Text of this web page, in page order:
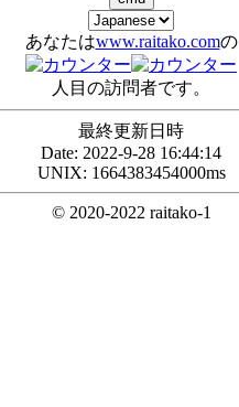
あなたはwww.raitako.comの
人目の訪問者です。
最終更新日時
Date: 2022-9-28 16:44:14
UNIX: 1664383454000ms
© 2020-2022 raitako-1